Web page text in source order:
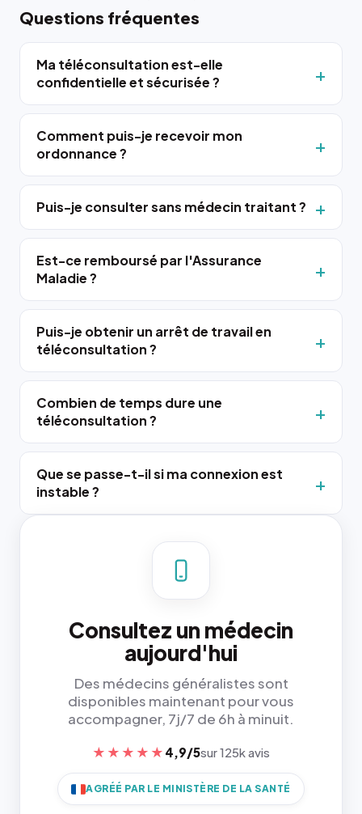
Questions fréquentes
Ma téléconsultation est-elle
confidentielle et sécurisée ?
Comment puis-je recevoir mon
ordonnance ?
Puis-je consulter sans médecin traitant ?
Est-ce remboursé par l'Assurance
Maladie ?
Puis-je obtenir un arrêt de travail en
téléconsultation ?
Combien de temps dure une
téléconsultation ?
Que se passe-t-il si ma connexion est
instable ?
Consultez un médecin
aujourd'hui
Des médecins généralistes sont
disponibles maintenant pour vous
accompagner, 7j/7 de 6h à minuit.
★★★★★ 4,9/5sur 125k avis
AGRÉÉ PAR LE MINISTÈRE DE LA SANTÉ